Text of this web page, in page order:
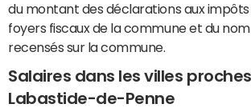
du montant des déclarations aux impôts
foyers fiscaux de la commune et du
recensés sur la commune.
Salaires dans les villes
Labastide-de-Penne